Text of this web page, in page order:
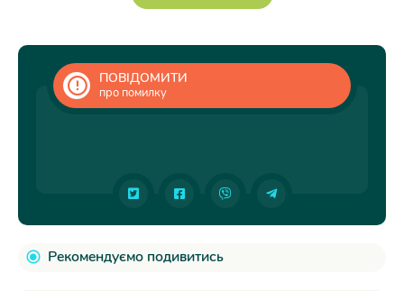
ПОВІДОМИТИ
про помилку
Рекомендуємо подивитись